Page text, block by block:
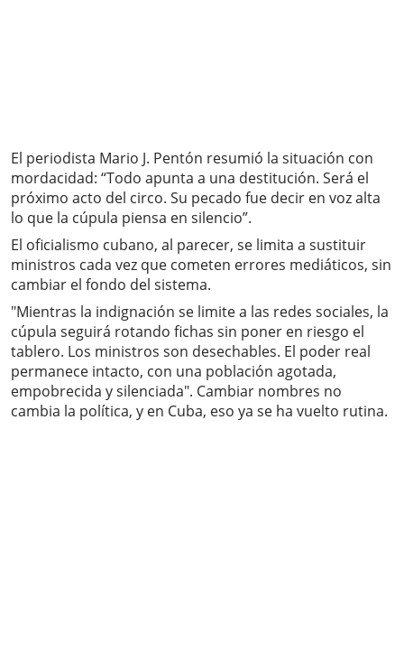
El periodista Mario J. Pentón resumió la situación con
mordacidad: “Todo apunta a una destitución. Será el
próximo acto del circo. Su pecado fue decir en voz alta
lo que la cúpula piensa en silencio”.
El oficialismo cubano, al parecer, se limita a sustituir
ministros cada vez que cometen errores mediáticos, sin
cambiar el fondo del sistema.
"Mientras la indignación se limite a las redes sociales, la
cúpula seguirá rotando fichas sin poner en riesgo el
tablero. Los ministros son desechables. El poder real
permanece intacto, con una población agotada,
empobrecida y silenciada". Cambiar nombres no
cambia la política, y en Cuba, eso ya se ha vuelto rutina.